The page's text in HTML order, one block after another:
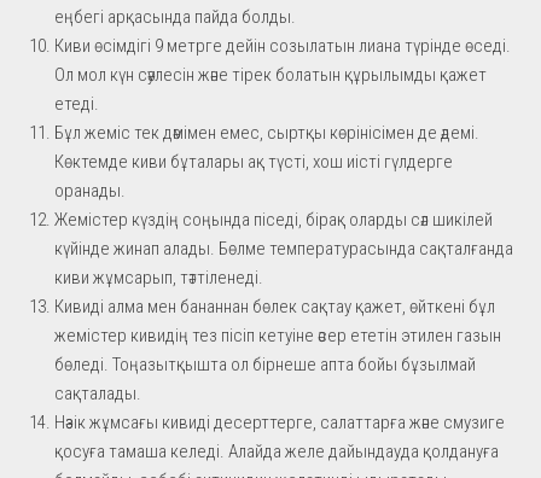
еңбегі арқасында пайда болды.
Киви өсімдігі 9 метрге дейін созылатын лиана түрінде өседі.
Ол мол күн сәулесін және тірек болатын құрылымды қажет
етеді.
Бұл жеміс тек дәмімен емес, сыртқы көрінісімен де әдемі.
Көктемде киви бұталары ақ түсті, хош иісті гүлдерге
оранады.
Жемістер күздің соңында піседі, бірақ оларды сәл шикілей
күйінде жинап алады. Бөлме температурасында сақталғанда
киви жұмсарып, тәттіленеді.
Кивиді алма мен бананнан бөлек сақтау қажет, өйткені бұл
жемістер кивидің тез пісіп кетуіне әсер ететін этилен газын
бөледі. Тоңазытқышта ол бірнеше апта бойы бұзылмай
сақталады.
Нәзік жұмсағы кивиді десерттерге, салаттарға және смузиге
қосуға тамаша келеді. Алайда желе дайындауда қолдануға